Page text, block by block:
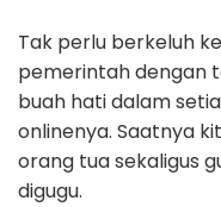
Tak perlu berkeluh
pemerintah dengan
buah hati dalam
onlinenya. Saatnya
orang tua sekaligus
digugu.